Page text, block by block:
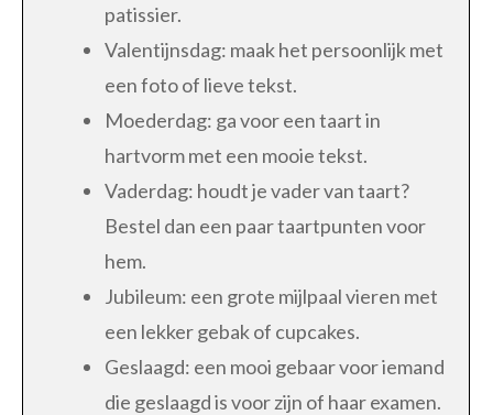
patissier.
Valentijnsdag: maak het persoonlijk met
een foto of lieve tekst.
Moederdag: ga voor een taart in
hartvorm met een mooie tekst.
Vaderdag: houdt je vader van taart?
Bestel dan een paar taartpunten voor
hem.
Jubileum: een grote mijlpaal vieren met
een lekker gebak of cupcakes.
Geslaagd: een mooi gebaar voor iemand
die geslaagd is voor zijn of haar examen.